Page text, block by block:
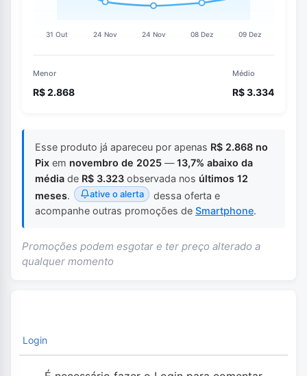
Menor
R$ 2.868
Médio
R$ 3.334
Esse produto já apareceu por apenas R$ 2.868 no
Pix em novembro de 2025 —13,7% abaixo da
média de R$ 3.323 observada nos últimos 12
meses. ative o alerta
dessa oferta e
acompanhe outras promoções de Smartphone.
Promoções podem esgotar e ter preço alterado a
qualquer momento
Login